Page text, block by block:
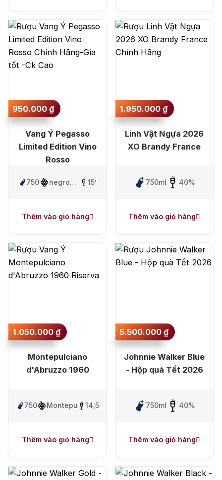
950.000₫
Vang Ý Pegasso
Limited Edition Vino
Rosso
750ml negroamaro15%
Thêm vào giỏ hàng
1.950.000₫
Linh Vật Ngựa 2026
XO Brandy France
750ml 40%
Thêm vào giỏ hàng
1.050.000₫
Montepulciano
d'Abruzzo 1960
750ml Montepulciano
14,5%
Thêm vào giỏ hàng
5.500.000₫
Johnnie Walker Blue
- Hộp quà Tết 2026
750ml 40%
Thêm vào giỏ hàng